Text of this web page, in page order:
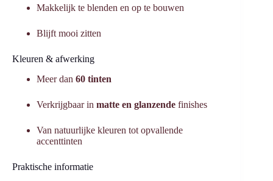
Makkelijk te blenden en op te bouwen
Blijft mooi zitten
Kleuren & afwerking
Meer dan 60 tinten
Verkrijgbaar in matte en glanzende finishes
Van natuurlijke kleuren tot opvallende
accenttinten
Praktische informatie